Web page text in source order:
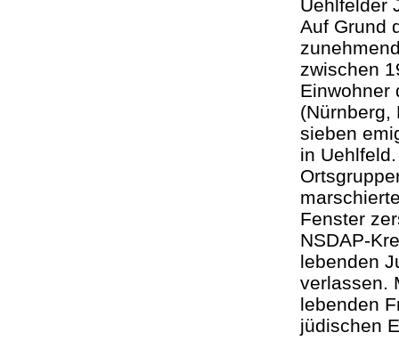
Uehlfelder
Auf Grund
zwischen
Einwohner
(Nürnberg,
sieben
in
Fenster
NSDAP-
lebenden
verlassen.
lebenden
jüdischen